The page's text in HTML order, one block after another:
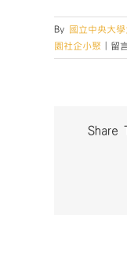
By 國立中央大
園社企小聚
在
〈
小
留
Share